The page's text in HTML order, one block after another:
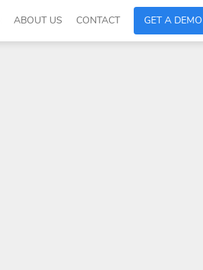
ABOUT US CONTACT GET A DEMO